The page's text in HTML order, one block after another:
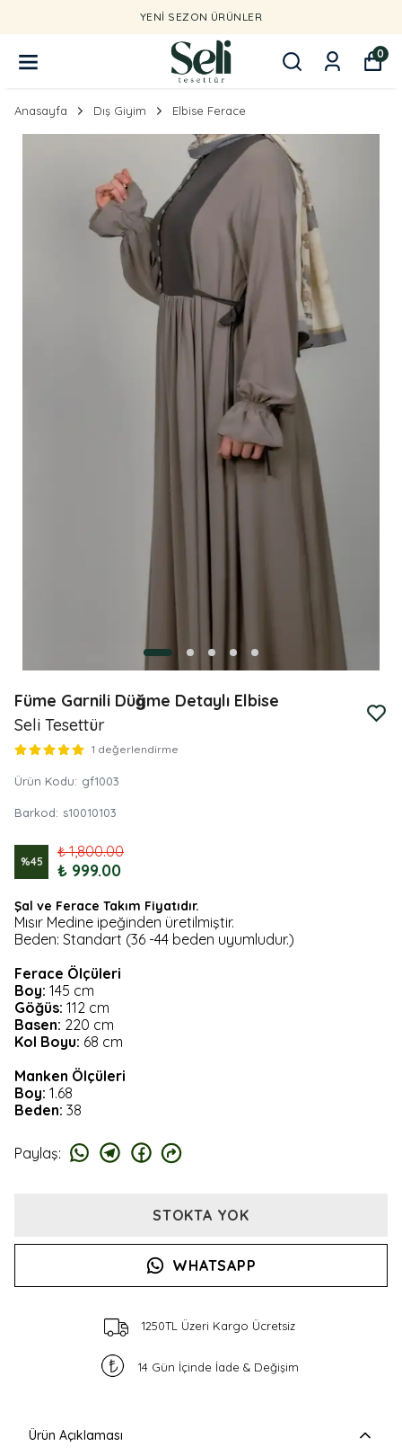
YENI SEZON ÜRÜNLER
0
Anasayfa Dış Giyim Elbise Ferace
Füme Garnili Düğme Detaylı Elbise
Seli Tesettür
1 değerlendirme
Ürün Kodu: gf1003
Barkod: s10010103
%45
₺ 1,800.00
₺ 999.00
Şal ve Ferace Takım Fiyatıdır.
Mısır Medine ipeğinden üretilmiştir.
Beden: Standart (36 -44 beden uyumludur.)
Ferace Ölçüleri
Boy: 145 cm
Göğüs: 112 cm
Basen: 220 cm
Kol Boyu: 68 cm
Manken Ölçüleri
Boy: 1.68
Beden: 38
Paylaş:
STOKTA YOK
WHATSAPP
1250TL Üzeri Kargo Ücretsiz
14 Gün İçinde İade & Değişim
Ürün Açıklaması